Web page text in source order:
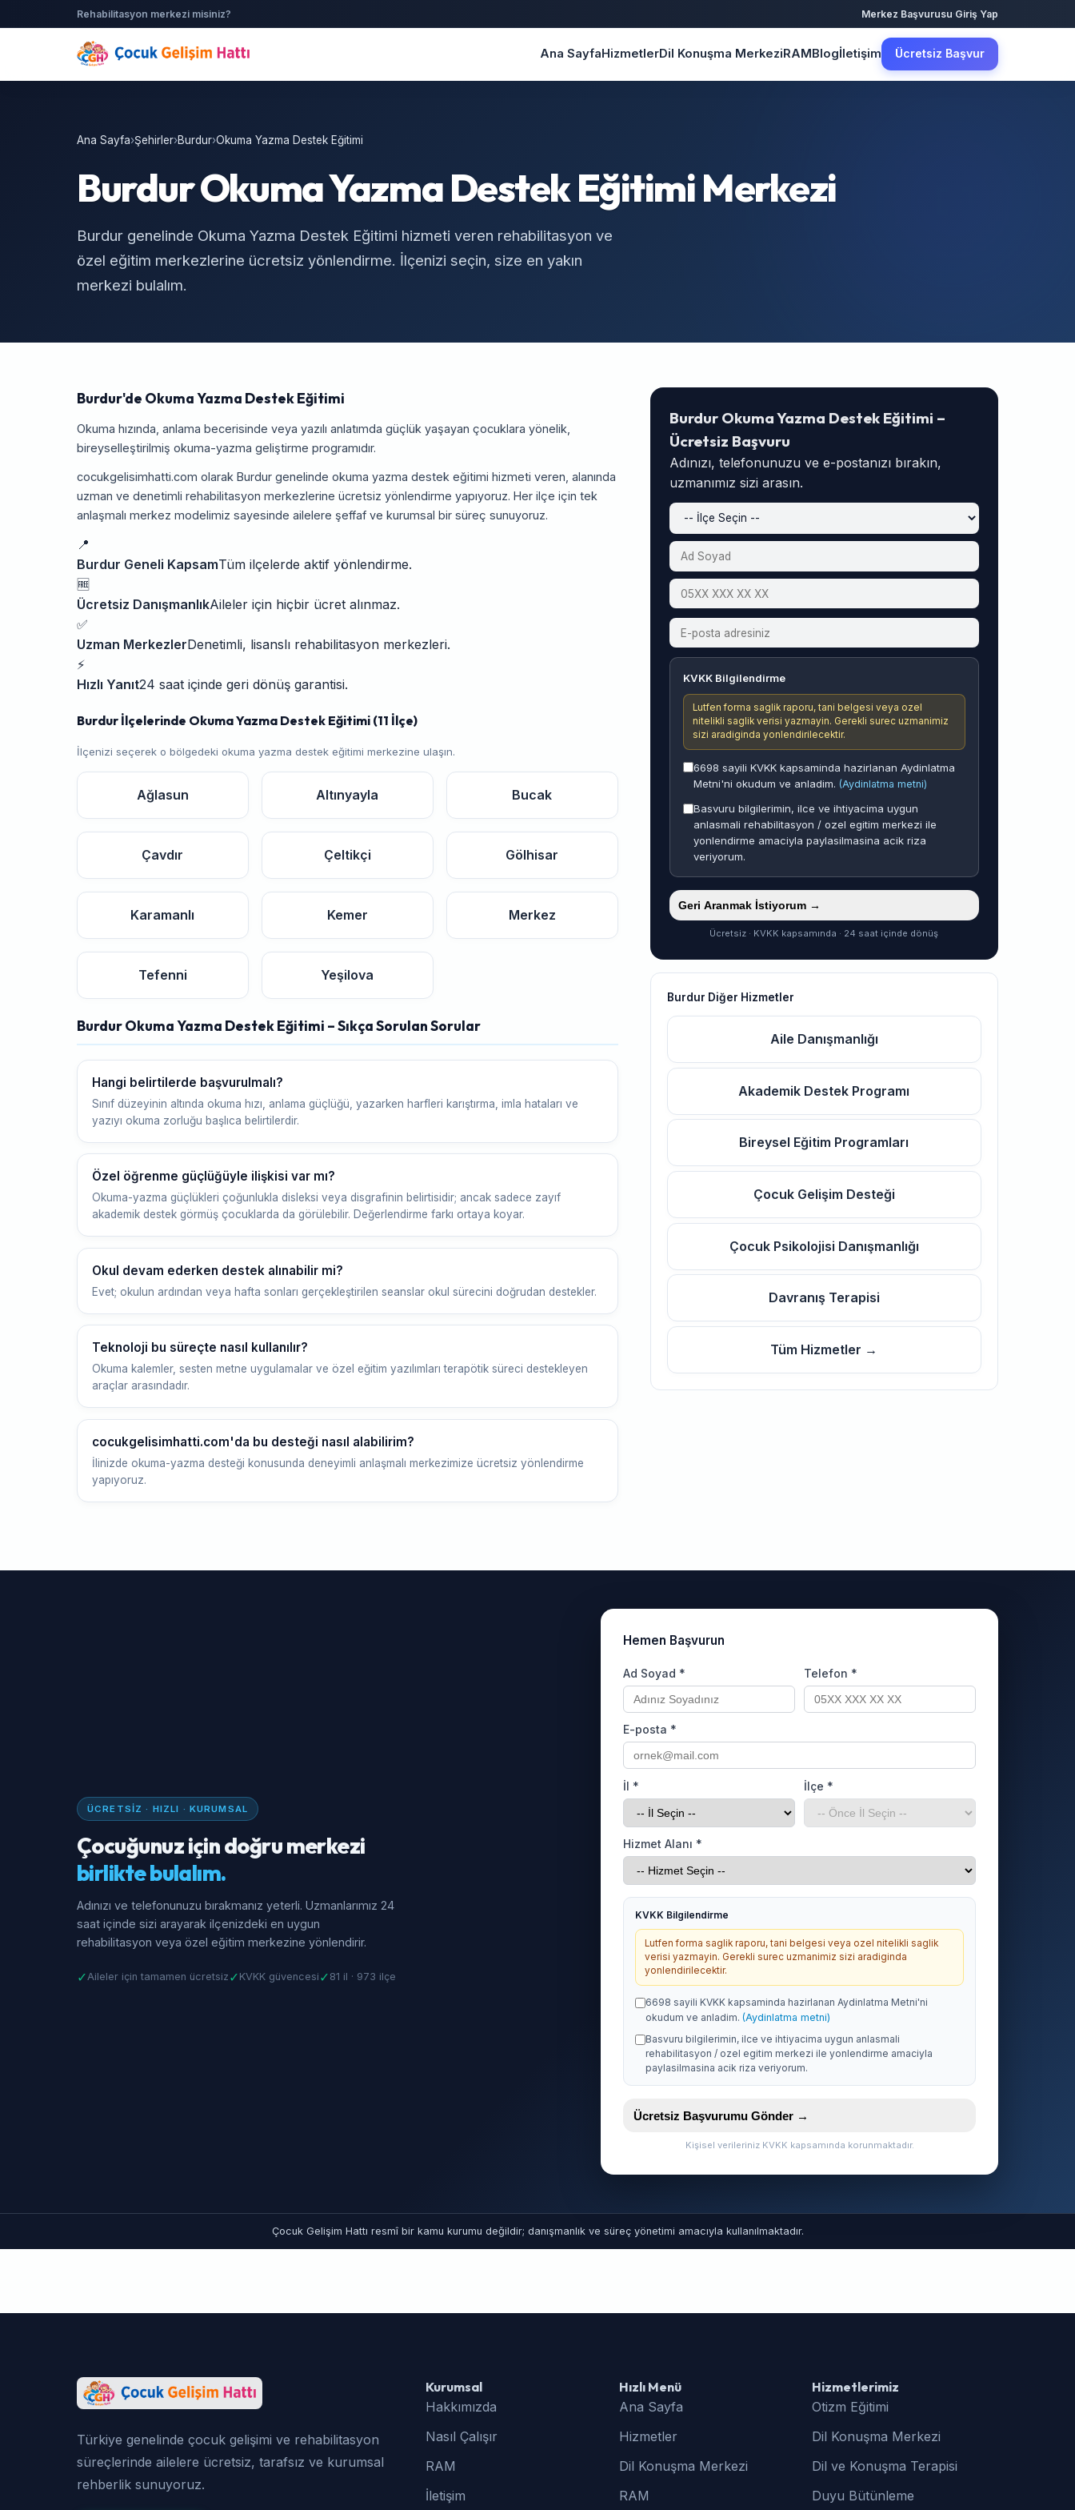
Rehabilitasyon merkezi misiniz? Merkez Başvurusu·Giriş Yap
Ana SayfaHizmetlerDil Konuşma MerkeziRAMBlogİletişim Ücretsiz Başvur
Ana Sayfa›Şehirler›Burdur›Okuma Yazma Destek Eğitimi
Burdur Okuma Yazma Destek Eğitimi Merkezi
Burdur genelinde Okuma Yazma Destek Eğitimi hizmeti veren rehabilitasyon ve
özel eğitim merkezlerine ücretsiz yönlendirme. İlçenizi seçin, size en yakın
merkezi bulalım.
Burdur'de Okuma Yazma Destek Eğitimi
Okuma hızında, anlama becerisinde veya yazılı anlatımda güçlük yaşayan çocuklara yönelik,
bireyselleştirilmiş okuma-yazma geliştirme programıdır.
cocukgelisimhatti.com olarak Burdur genelinde okuma yazma destek eğitimi hizmeti veren, alanında
uzman ve denetimli rehabilitasyon merkezlerine ücretsiz yönlendirme yapıyoruz. Her ilçe için tek
anlaşmalı merkez modelimiz sayesinde ailelere şeffaf ve kurumsal bir süreç sunuyoruz.
📍
Burdur Geneli KapsamTüm ilçelerde aktif yönlendirme.
🆓
Ücretsiz DanışmanlıkAileler için hiçbir ücret alınmaz.
✅
Uzman MerkezlerDenetimli, lisanslı rehabilitasyon merkezleri.
⚡
Hızlı Yanıt24 saat içinde geri dönüş garantisi.
Burdur İlçelerinde Okuma Yazma Destek Eğitimi (11 İlçe)
İlçenizi seçerek o bölgedeki okuma yazma destek eğitimi merkezine ulaşın.
Ağlasun Altınyayla Bucak
Çavdır Çeltikçi Gölhisar
Karamanlı Kemer Merkez
Tefenni Yeşilova
Burdur Okuma Yazma Destek Eğitimi – Sıkça Sorulan Sorular
Hangi belirtilerde başvurulmalı?
Sınıf düzeyinin altında okuma hızı, anlama güçlüğü, yazarken harfleri karıştırma, imla hataları ve
yazıyı okuma zorluğu başlıca belirtilerdir.
Özel öğrenme güçlüğüyle ilişkisi var mı?
Okuma-yazma güçlükleri çoğunlukla disleksi veya disgrafinin belirtisidir; ancak sadece zayıf
akademik destek görmüş çocuklarda da görülebilir. Değerlendirme farkı ortaya koyar.
Okul devam ederken destek alınabilir mi?
Evet; okulun ardından veya hafta sonları gerçekleştirilen seanslar okul sürecini doğrudan destekler.
Teknoloji bu süreçte nasıl kullanılır?
Okuma kalemler, sesten metne uygulamalar ve özel eğitim yazılımları terapötik süreci destekleyen
araçlar arasındadır.
cocukgelisimhatti.com'da bu desteği nasıl alabilirim?
İlinizde okuma-yazma desteği konusunda deneyimli anlaşmalı merkezimize ücretsiz yönlendirme
yapıyoruz.
Burdur Okuma Yazma Destek Eğitimi –
Ücretsiz Başvuru
Adınızı, telefonunuzu ve e-postanızı bırakın,
uzmanımız sizi arasın.
KVKK Bilgilendirme
Lutfen forma saglik raporu, tani belgesi veya ozel
nitelikli saglik verisi yazmayin. Gerekli surec uzmanimiz
sizi aradiginda yonlendirilecektir.
6698 sayili KVKK kapsaminda hazirlanan Aydinlatma
Metni'ni okudum ve anladim. (Aydinlatma metni)
Basvuru bilgilerimin, ilce ve ihtiyacima uygun
anlasmali rehabilitasyon / ozel egitim merkezi ile
yonlendirme amaciyla paylasilmasina acik riza
veriyorum.
Geri Aranmak İstiyorum →
Ücretsiz · KVKK kapsamında · 24 saat içinde dönüş
Burdur Diğer Hizmetler
Aile Danışmanlığı
Akademik Destek Programı
Bireysel Eğitim Programları
Çocuk Gelişim Desteği
Çocuk Psikolojisi Danışmanlığı
Davranış Terapisi
Tüm Hizmetler →
ÜCRETSIZ · HIZLI · KURUMSAL
Çocuğunuz için doğru merkezi
birlikte bulalım.
Adınızı ve telefonunuzu bırakmanız yeterli. Uzmanlarımız 24
saat içinde sizi arayarak ilçenizdeki en uygun
rehabilitasyon veya özel eğitim merkezine yönlendirir.
✓Aileler için tamamen ücretsiz ✓ KVKK güvencesi ✓ 81 il · 973 ilçe
Hemen Başvurun
Ad Soyad * Telefon *
E-posta *
İl * İlçe *
Hizmet Alanı *
KVKK Bilgilendirme
Lutfen forma saglik raporu, tani belgesi veya ozel nitelikli saglik
verisi yazmayin. Gerekli surec uzmanimiz sizi aradiginda
yonlendirilecektir.
6698 sayili KVKK kapsaminda hazirlanan Aydinlatma Metni'ni
okudum ve anladim. (Aydinlatma metni)
Basvuru bilgilerimin, ilce ve ihtiyacima uygun anlasmali
rehabilitasyon / ozel egitim merkezi ile yonlendirme amaciyla
paylasilmasina acik riza veriyorum.
Ücretsiz Başvurumu Gönder →
Kişisel verileriniz KVKK kapsamında korunmaktadır.
Çocuk Gelişim Hattı resmî bir kamu kurumu değildir; danışmanlık ve süreç yönetimi amacıyla kullanılmaktadır.
Türkiye genelinde çocuk gelişimi ve rehabilitasyon
süreçlerinde ailelere ücretsiz, tarafsız ve kurumsal
rehberlik sunuyoruz.
Kurumsal
Hakkımızda
Nasıl Çalışır
RAM
İletişim
Hızlı Menü
Ana Sayfa
Hizmetler
Dil Konuşma Merkezi
RAM
Hizmetlerimiz
Otizm Eğitimi
Dil Konuşma Merkezi
Dil ve Konuşma Terapisi
Duyu Bütünleme